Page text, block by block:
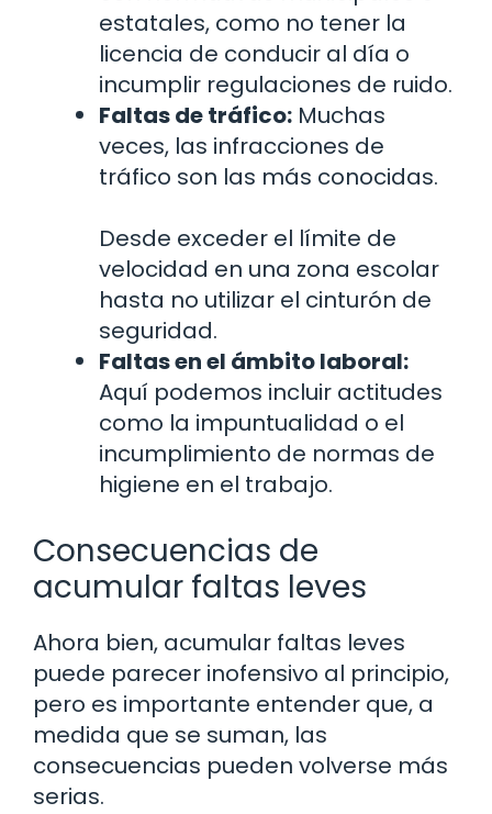
estatales, como no tener la
licencia de conducir al día o
incumplir regulaciones de ruido.
Faltas de tráfico: Muchas
veces, las infracciones de
tráfico son las más conocidas.
Desde exceder el límite de
velocidad en una zona escolar
hasta no utilizar el cinturón de
seguridad.
Faltas en el ámbito laboral:
Aquí podemos incluir actitudes
como la impuntualidad o el
incumplimiento de normas de
higiene en el trabajo.
Consecuencias de
acumular faltas leves
Ahora bien, acumular faltas leves
puede parecer inofensivo al principio,
pero es importante entender que, a
medida que se suman, las
consecuencias pueden volverse más
serias.